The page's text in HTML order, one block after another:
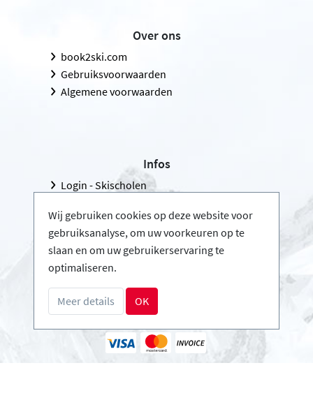
Over ons
book2ski.com
Gebruiksvoorwaarden
Algemene voorwaarden
Infos
Login - Skischolen
FAQ - Veelgestelde vragen
Download Persmap
Betalingsmethoden
Wij gebruiken cookies op deze website voor
gebruiksanalyse, om uw voorkeuren op te
slaan en om uw gebruikerservaring te
optimaliseren.
Meer details OK